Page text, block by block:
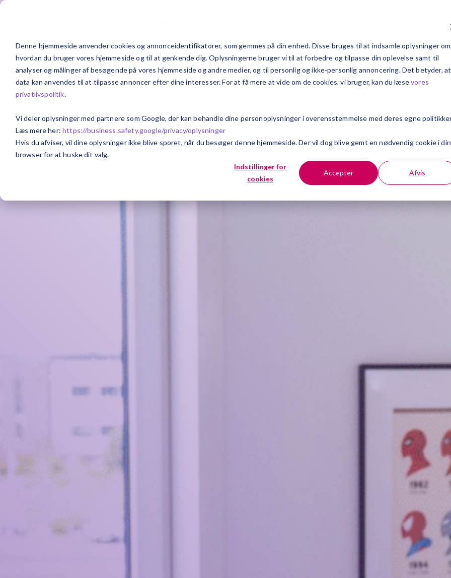
Denne hjemmeside anvender cookies og annonceidentifikatorer, som gemmes på din enhed. Disse bruges til at indsamle oplysninger
hvordan du bruger vores hjemmeside og til at genkende dig. Oplysningerne bruger vi til at forbedre og tilpasse din oplevelse samt til
analyser og målinger af besøgende på vores hjemmeside og andre medier, og til personlig og ikke-personlig annoncering. Det betyder, at
data kan anvendes til at tilpasse annoncer efter dine interesser. For at få mere at vide om de cookies, vi bruger, kan du læsevores
privatlivspolitik.
Vi deler oplysninger med partnere som Google, der kan behandle dine personoplysninger i overensstemmelse med deres egne
Læs mere her:https://business.safety.google/privacy/oplysninger
Hvis du afviser, vil dine oplysninger ikke blive sporet, når du besøger denne hjemmeside. Der vil dog blive gemt en nødvendig cookie i din
browser for at huske dit valg.
Indstillinger for
cookies
Accepter Afvis